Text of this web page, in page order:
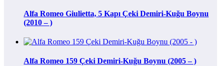
Alfa Romeo Giulietta, 5 Kapı Çeki Demiri-Kuğu Boynu
(2010 – )
Alfa Romeo 159 Çeki Demiri-Kuğu Boynu (2005 – )